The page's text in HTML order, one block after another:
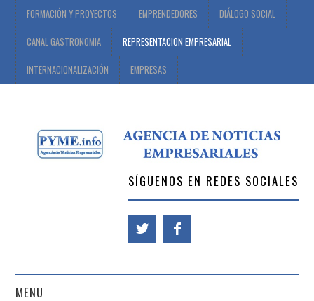
FORMACIÓN Y PROYECTOS EMPRENDEDORES DIÁLOGO SOCIAL
CANAL GASTRONOMIA REPRESENTACION EMPRESARIAL
INTERNACIONALIZACIÓN EMPRESAS
SÍGUENOS EN REDES SOCIALES
MENU